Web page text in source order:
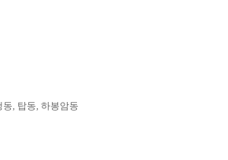
, 탑동, 하봉암동